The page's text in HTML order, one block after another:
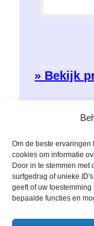
Om de beste
cookies om informatie
Door in te stemmen
surfgedrag of unieke
geeft of uw
bepaalde functies en
» Bekijk